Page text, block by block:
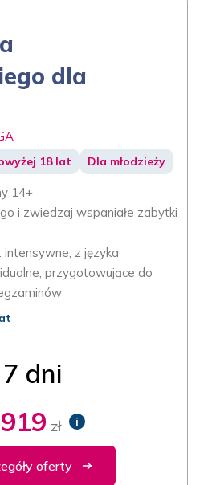
dla
18 lat Dla młodzieży
14+
i zwiedzaj wspaniałe zabytki
intensywne, z języka
przygotowujące do
7 dni
919 zł i
oferty